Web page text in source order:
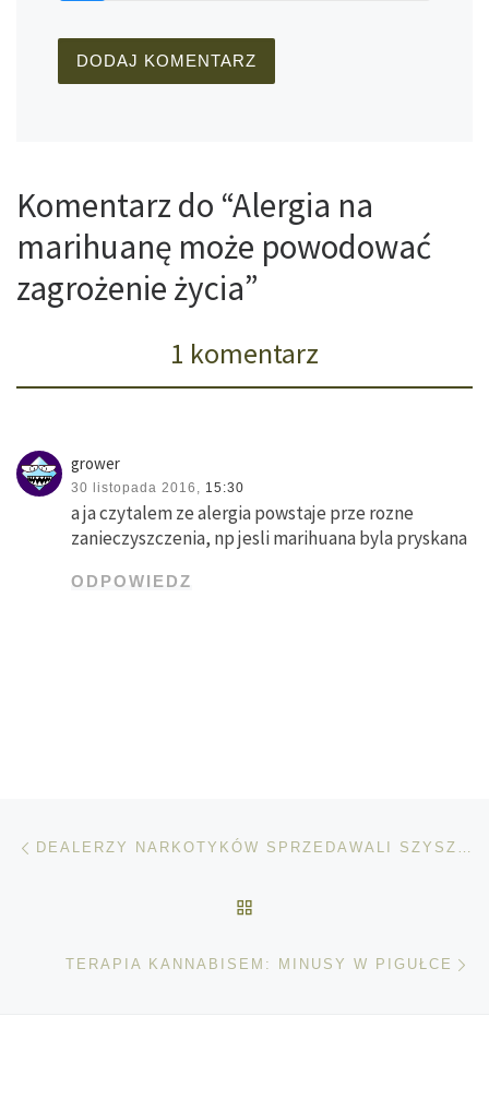
Komentarz do “Alergia na
marihuanę może powodować
zagrożenie życia”
1 komentarz
grower
30 listopada 2016, 15:30
a ja czytalem ze alergia powstaje prze rozne
zanieczyszczenia, np jesli marihuana byla pryskana
ODPOWIEDZ
Nawigacja wpisu DEALERZY NARKOTYKÓW SPRZEDAWALI SZYSZKI ZAMIAST MARIHUANY
TERAPIA KANNABISEM: MINUSY W PIGUŁCE